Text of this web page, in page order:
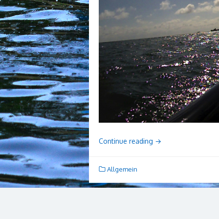
Continue reading →
Allgemein